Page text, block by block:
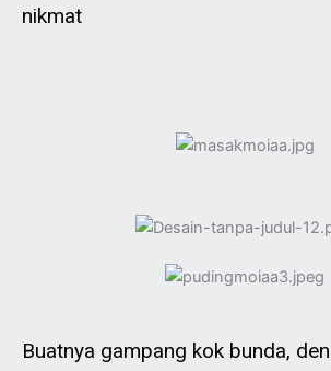
nikmat
Buatnya gampang kok bunda,